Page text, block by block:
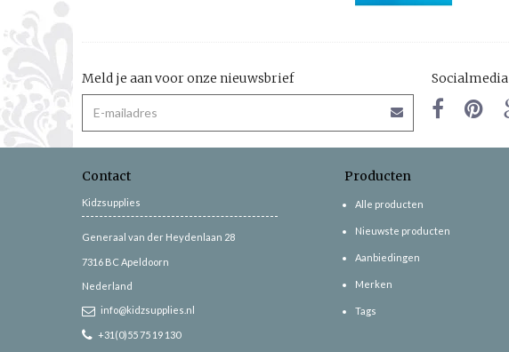
Meld je aan voor onze nieuwsbrief Socialmedia
Contact
Kidzsupplies
Generaal van der Heydenlaan 28
7316 BC Apeldoorn
Nederland
info@kidzsupplies.nl
+31(0)55 75 19 130
Producten
Alle producten
Nieuwste producten
Aanbiedingen
Merken
Tags